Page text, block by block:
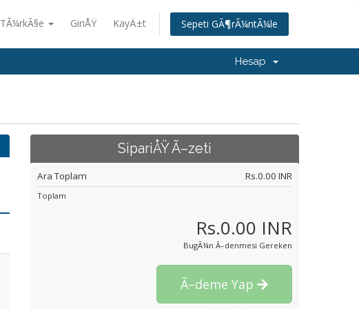
TÃ¼rkÃ§e GiriÅŸ KayÄ±t Sepeti GÃ¶rÃ¼ntÃ¼le
Hesap
SipariÅŸ Ã–zeti
Ara Toplam Rs.0.00 INR
Toplam
Rs.0.00 INR
BugÃ¼n Ã–denmesi Gereken
Ã–deme Yap